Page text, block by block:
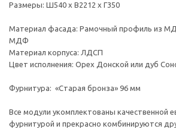
Размеры: Ш540 x В2212 x Г350
Материал фасада: Рамочный профиль из
МДФ
Материал корпуса: ЛДСП
Цвет исполнения: Орех Донской или дуб
Фурнитура: «Старая бронза» 96 мм
Все модули укомплектованы качественной
фурнитурой и прекрасно комбинируются